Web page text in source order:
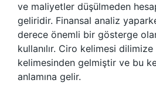
ve maliyetler düşülmeden
geliridir. Finansal analiz
derece önemli bir gösterge
kullanılır. Ciro kelimesi
kelimesinden gelmiştir ve bu
anlamına gelir.